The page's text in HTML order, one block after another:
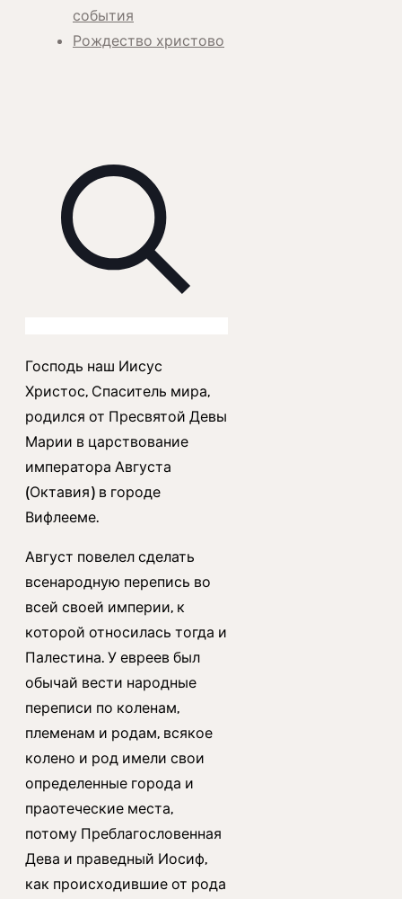
события
Рождество христово
Господь наш Иисус
Христос, Спаситель мира,
родился от Пресвятой Девы
Марии в царствование
императора Августа
(Октавия) в городе
Вифлееме.
Август повелел сделать
всенародную перепись во
всей своей империи, к
которой относилась тогда и
Палестина. У евреев был
обычай вести народные
переписи по коленам,
племенам и родам, всякое
колено и род имели свои
определенные города и
праотеческие места,
потому Преблагословенная
Дева и праведный Иосиф,
как происходившие от рода